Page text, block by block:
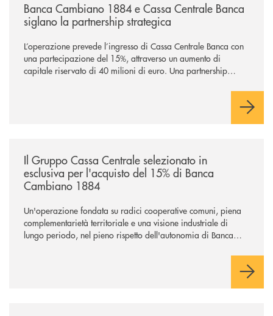
Banca Cambiano 1884 e Cassa Centrale Banca
siglano la partnership strategica
L’operazione prevede l’ingresso di Cassa Centrale Banca con
una partecipazione del 15%, attraverso un aumento di
capitale riservato di 40 milioni di euro. Una partnership
comuni e sulla prossimità ai territori, per ampliare l’offerta e
Il Gruppo Cassa Centrale selezionato in
esclusiva per l'acquisto del 15% di Banca
Cambiano 1884
Un'operazione fondata su radici cooperative comuni, piena
complementarietà territoriale e una visione industriale di
lungo periodo, nel pieno rispetto dell'autonomia di Banca
negoziazione esclusiva per la finalizzazione dell’operazione.